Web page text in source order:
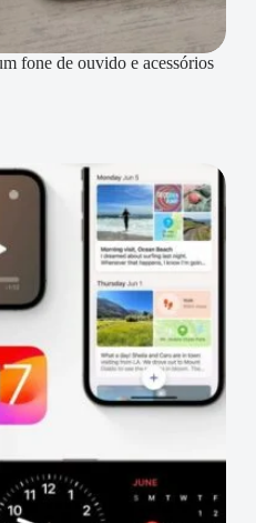
fone de ouvido e acessórios